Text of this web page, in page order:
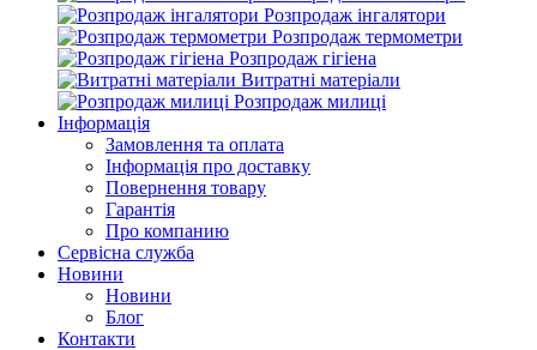
Розпродаж інгалятори
Розпродаж термометри
Розпродаж гігіена
Витратні матеріали
Розпродаж милиці
Інформація
Замовлення та оплата
Інформація про доставку
Повернення товару
Гарантія
Про компанию
Сервісна служба
Новини
Новини
Блог
Контакти